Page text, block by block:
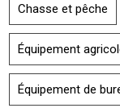
Chasse et pêche
Équipement
Équipement de